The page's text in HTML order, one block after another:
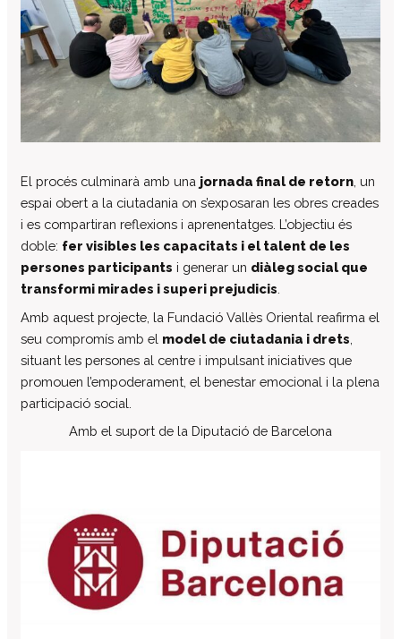
El procés culminarà amb una jornada final de retorn , un
espai obert a la ciutadania on s’exposaran les obres creades
i es compartiran reflexions i aprenentatges. L’objectiu és
doble: fer visibles les capacitats i el talent de les
persones participants i generar un diàleg social que
transformi mirades i superi prejudicis
Amb aquest projecte, la Fundació Vallès Oriental reafirma el
seu compromís amb el model de ciutadania i drets
situant les persones al centre i impulsant iniciatives que
promouen l’empoderament, el benestar emocional i la plena
participació social.
Amb el suport de la Diputació de Barcelona